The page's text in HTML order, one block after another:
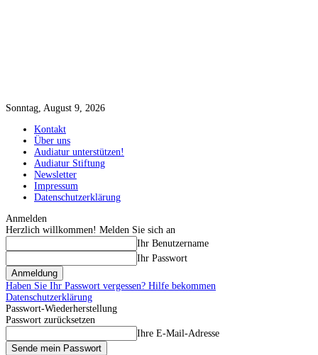
Sonntag, August 9, 2026
Kontakt
Über uns
Audiatur unterstützen!
Audiatur Stiftung
Newsletter
Impressum
Datenschutzerklärung
Anmelden
Herzlich willkommen! Melden Sie sich an
Ihr Benutzername
Ihr Passwort
Haben Sie Ihr Passwort vergessen? Hilfe bekommen
Datenschutzerklärung
Passwort-Wiederherstellung
Passwort zurücksetzen
Ihre E-Mail-Adresse